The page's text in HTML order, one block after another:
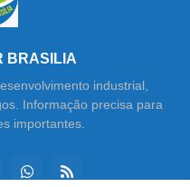
BRASILIA
industrial,
Informação precisa para
importantes.